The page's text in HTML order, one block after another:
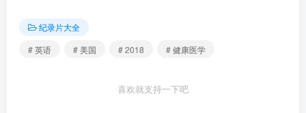
纪录片大全
# 英语
# 美国 # 2018 # 健康医学
喜欢就支持一下吧